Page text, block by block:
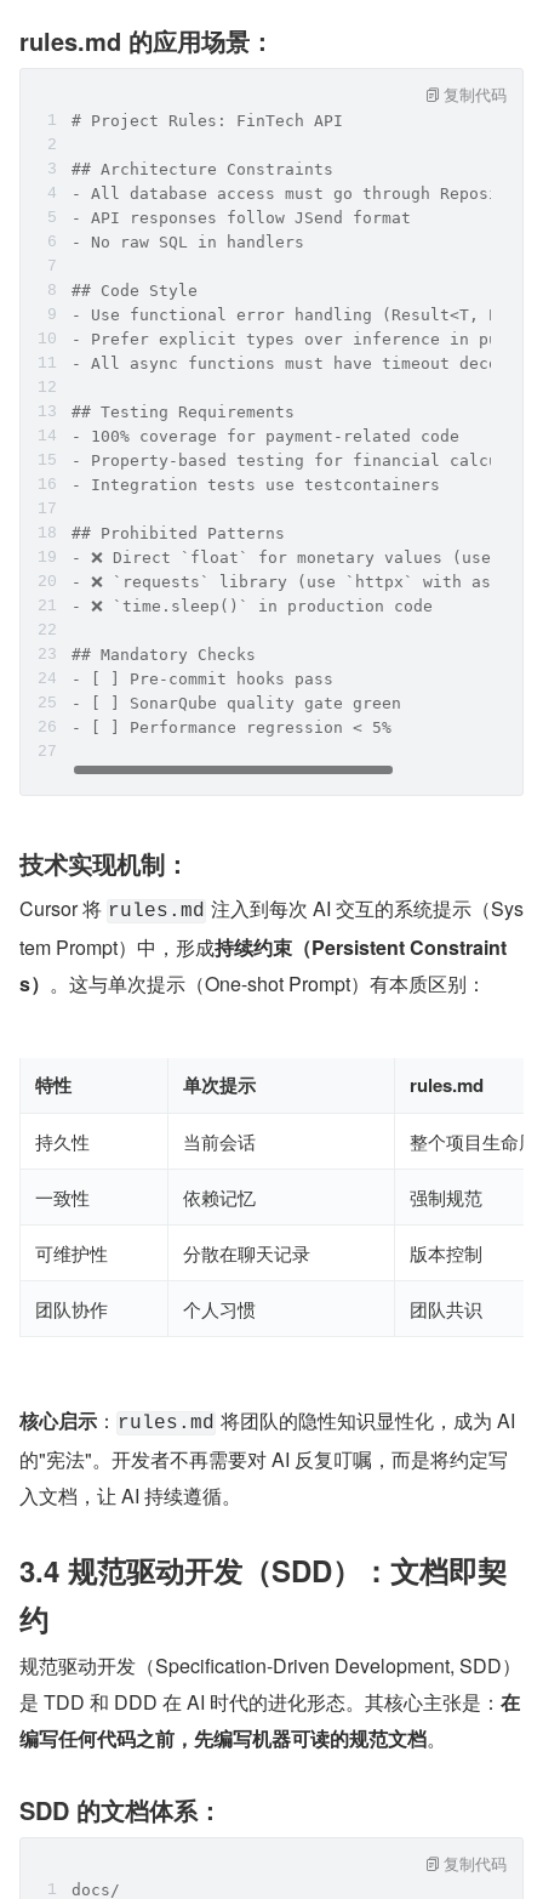
rules.md 的应用场景：
# Project Rules: FinTech API
## Architecture Constraints
- All database access must go through
- API responses follow JSend format
- No raw SQL in handlers
## Code Style
- Use functional error handling (Result<T, E>
- Prefer explicit types over inference in public
- All async functions must have timeout
## Testing Requirements
- 100% coverage for payment-related code
- Property-based testing for financial
- Integration tests use testcontainers
## Prohibited Patterns
- ❌ Direct `float` for monetary values (use
- ❌ `requests` library (use `httpx` with async)
- ❌ `time.sleep()` in production code
## Mandatory Checks
- [ ] Pre-commit hooks pass
- [ ] SonarQube quality gate green
- [ ] Performance regression < 5%
复制代码
技术实现机制：
Cursor 将 rules.md 注入到每次 AI 交互的系统提示（Sys
tem Prompt）中，形成持续约束（Persistent Constraint
s） 。这与单次提示（One-shot Prompt）有本质区别：
特性 单次提示 rules.md
持久性 当前会话 整个项目生命周
一致性 依赖记忆 强制规范
可维护性 分散在聊天记录 版本控制
团队协作 个人习惯 团队共识
核心启示 ： rules.md 将团队的隐性知识显性化，成为 AI
的"宪法"。开发者不再需要对 AI 反复叮嘱，而是将约定写
入文档，让 AI 持续遵循。
3.4 规范驱动开发（SDD）：文档即契
约
规范驱动开发（Specification-Driven Development, SDD）
是 TDD 和 DDD 在 AI 时代的进化形态。其核心主张是： 在
编写任何代码之前，先编写机器可读的规范文档。
SDD 的文档体系：
docs/
复制代码